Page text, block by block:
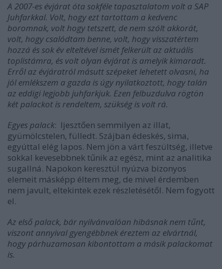
A 2007-es évjárat óta sokféle tapasztalatom volt a SAP
Juhfarkkal. Volt, hogy ezt tartottam a kedvenc
boromnak, volt hogy tetszett, de nem szólt akkorát,
volt, hogy csalódtam benne, volt, hogy visszatértem
hozzá és sok év elteltével ismét felkerült az aktuális
toplistámra, és volt olyan évjárat is amelyik kimaradt.
Erről az évjáratról másutt szépeket lehetett olvasni, ha
jól emlékszem a gazda is úgy nyilatkoztott, hogy talán
az eddigi legjobb juhfarkjuk. Ezen felbuzdulva rögtön
két palackot is rendeltem, szükség is volt rá.
Egyes palack: Ijesztően semmilyen az illat,
gyümölcstelen, fülledt. Szájban édeskés, sima,
egyúttal elég lapos. Nem jön a várt feszültség, illetve
sokkal kevesebbnek tűnik az egész, mint az analitika
sugallná. Napokon keresztül nyúzva bizonyos
elemeit másképp éltem meg, de mivel érdemben
nem javult, eltekintek ezek részletésétől. Nem fogyott
el.
Az első palack, bár nyilvánvalóan hibásnak nem tűnt,
viszont annyival gyengébbnek éreztem az elvártnál,
hogy párhuzamosan kibontottam a másik palackomat
is.